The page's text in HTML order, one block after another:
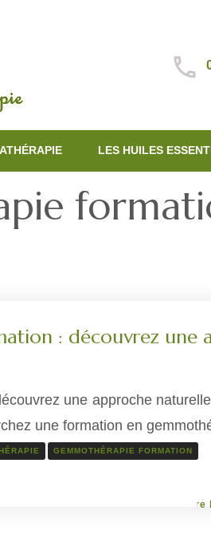
LES HUILES
: découvrez une
une approche
une formation en
GEMMOTHÉRAPIE FORMATION